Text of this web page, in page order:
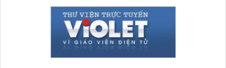
Chương 822- Mẫu biểu số 75